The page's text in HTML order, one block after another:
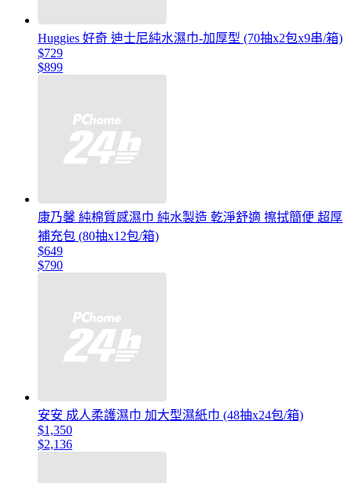
Huggies 好奇 迪士尼純水濕巾-加厚型 (70抽x2包x9串/箱)
$729
$899
康乃馨 純棉質感濕巾 純水製造 乾淨舒適 擦拭簡便 超厚
補充包 (80抽x12包/箱)
$649
$790
安安 成人柔護濕巾 加大型濕紙巾 (48抽x24包/箱)
$1,350
$2,136